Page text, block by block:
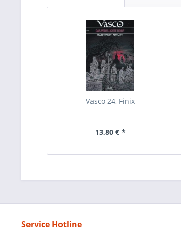
Vasco 24, Finix
13,80 € *
Service Hotline